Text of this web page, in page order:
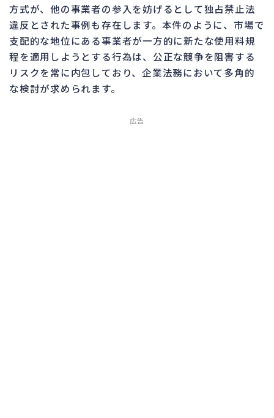
方式が、他の事業者の参入を妨げるとして独占禁止法
違反とされた事例も存在します。本件のように、市場で
支配的な地位にある事業者が一方的に新たな使用料規
程を適用しようとする行為は、公正な競争を阻害する
リスクを常に内包しており、企業法務において多角的
な検討が求められます。
広告